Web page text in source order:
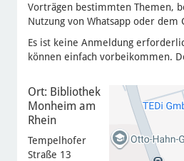
Vorträgen bestimmten Themen,
Nutzung von Whatsapp oder dem
Es ist keine Anmeldung
können einfach vorbeikommen.
Ort: Bibliothek
Monheim am
Rhein
Tempelhofer
Straße 13